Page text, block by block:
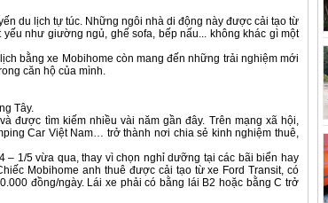
du lịch tự túc. Những ngôi nhà di động này được cải tạo từ
như giường ngủ, ghế sofa, bếp nấu... không khác gì một
bằng xe Mobihome còn mang đến những trải nghiệm mới
căn hộ của mình.
Tây.
được tìm kiếm nhiều vài năm gần đây. Trên mạng xã hội,
Car Việt Nam… trở thành nơi chia sẻ kinh nghiệm thuê,
1/5 vừa qua, thay vì chọn nghỉ dưỡng tại các bãi biển hay
Mobihome anh thuê được cải tạo từ xe Ford Transit, có
đồng/ngày. Lái xe phải có bằng lái B2 hoặc bằng C trở